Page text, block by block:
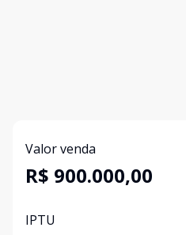
Valor venda
R$ 900.000,00
IPTU